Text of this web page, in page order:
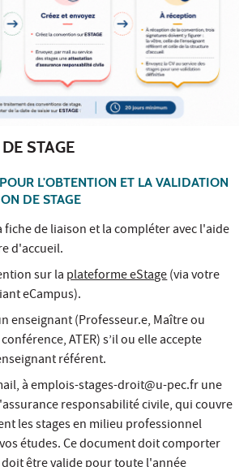
STAGE
L'OBTENTION ET LA VALIDATION
DE STAGE
fiche de liaison et la compléter avec l'aide
d'accueil.
sur la plateforme eStage(via votre
eCampus).
enseignant (Professeur.e, Maître ou
ATER) s’il ou elle accepte
référent.
à emplois-stages-droit@u-pec.fr une
responsabilité civile, qui couvre
les stages en milieu professionnel
études. Ce document doit comporter